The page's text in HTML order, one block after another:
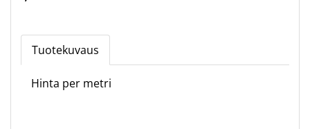
Tuotekuvaus
Hinta per metri